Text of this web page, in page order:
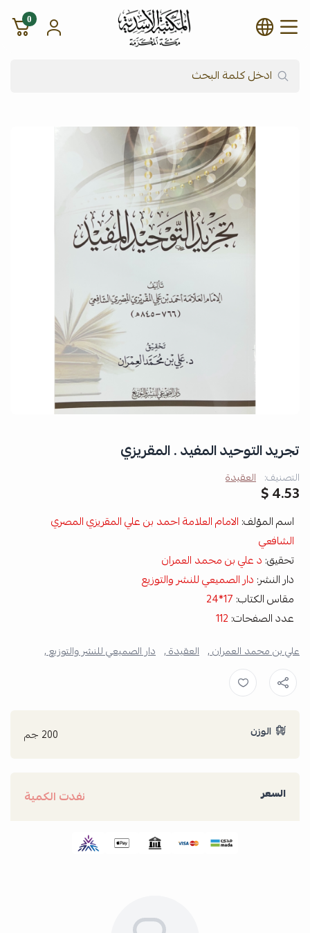
شركة المكتبة الأسدية للنشر
0
تجريد التوحيد المفيد . المقريزي
التصنيف: العقيدة
4.53 $
اسم المؤلف: الامام العلامة احمد بن علي المقريزي المصري
الشافعي
تحقيق: د علي بن محمد العمران
دار النشر: دار الصميعي للنشر والتوزيع
مقاس الكتاب: 17*24
عدد الصفحات: 112
علي بن محمد العمران , العقيدة , دار الصميعي للنشر والتوزيع ,
الوزن 200 جم
السعر نفدت الكمية